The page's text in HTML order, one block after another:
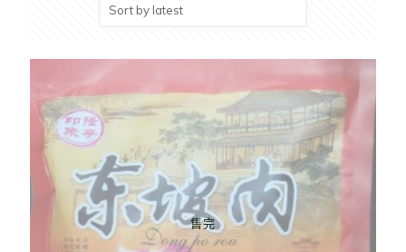
售完